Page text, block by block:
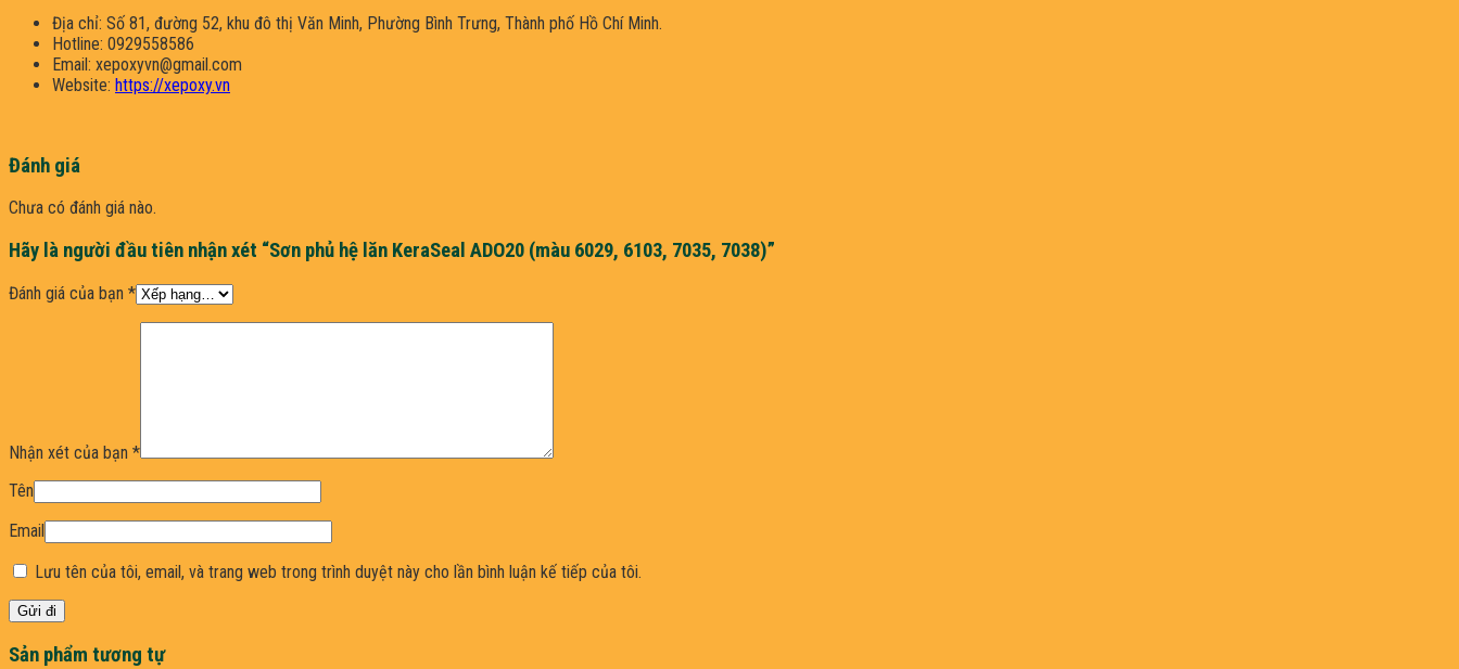
Địa chỉ: Số 81, đường 52, khu đô thị Văn Minh, Phường Bình Trưng, Thành phố Hồ Chí Minh.
Hotline: 0929558586
Email: xepoxyvn@gmail.com
Website: https://xepoxy.vn
Đánh giá
Chưa có đánh giá nào.
Hãy là người đầu tiên nhận xét “Sơn phủ hệ lăn KeraSeal ADO20 (màu 6029, 6103, 7035, 7038)”
Đánh giá của bạn *
Nhận xét của bạn *
Tên
Email
Lưu tên của tôi, email, và trang web trong trình duyệt này cho lần bình luận kế tiếp của tôi.
Sản phẩm tương tự